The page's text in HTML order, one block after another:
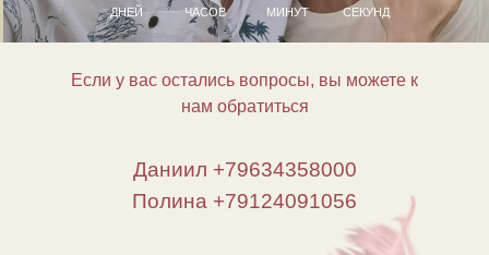
МИНУТ
ЧАСОВ
ДНЕЙ СЕКУНД
Если у вас остались вопросы, вы можете к
нам обратиться
Даниил +79634358000
Полина +79124091056